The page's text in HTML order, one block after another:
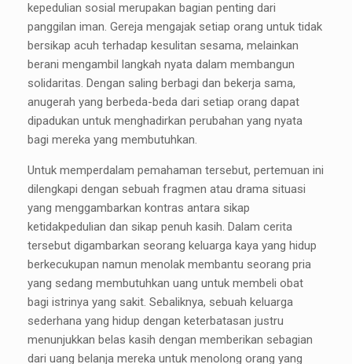
kepedulian sosial merupakan bagian penting dari
panggilan iman. Gereja mengajak setiap orang untuk tidak
bersikap acuh terhadap kesulitan sesama, melainkan
berani mengambil langkah nyata dalam membangun
solidaritas. Dengan saling berbagi dan bekerja sama,
anugerah yang berbeda-beda dari setiap orang dapat
dipadukan untuk menghadirkan perubahan yang nyata
bagi mereka yang membutuhkan.
Untuk memperdalam pemahaman tersebut, pertemuan ini
dilengkapi dengan sebuah fragmen atau drama situasi
yang menggambarkan kontras antara sikap
ketidakpedulian dan sikap penuh kasih. Dalam cerita
tersebut digambarkan seorang keluarga kaya yang hidup
berkecukupan namun menolak membantu seorang pria
yang sedang membutuhkan uang untuk membeli obat
bagi istrinya yang sakit. Sebaliknya, sebuah keluarga
sederhana yang hidup dengan keterbatasan justru
menunjukkan belas kasih dengan memberikan sebagian
dari uang belanja mereka untuk menolong orang yang